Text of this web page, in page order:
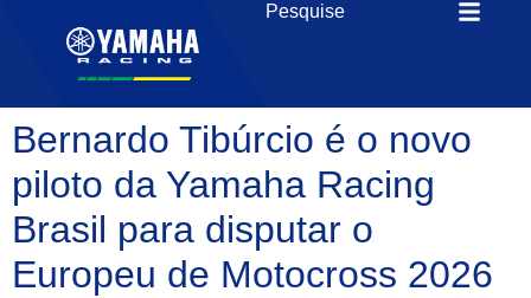
Bernardo Tibúrcio é o novo
piloto da Yamaha Racing
Brasil para disputar o
Europeu de Motocross 2026